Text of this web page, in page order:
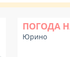
ПОГОДА
Юрино